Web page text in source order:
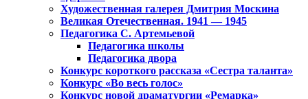
Художественная галерея Дмитрия Москина
Великая Отечественная. 1941 — 1945
Педагогика С. Артемьевой
Педагогика школы
Педагогика двора
Конкурс короткого рассказа «Сестра таланта»
Конкурс «Во весь голос»
Конкурс новой драматургии «Ремарка»